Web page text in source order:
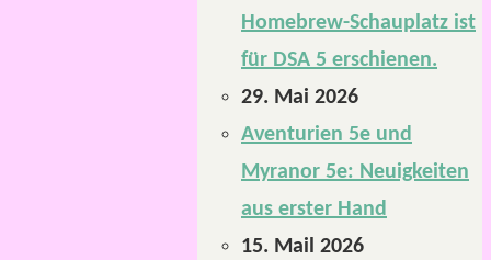
Homebrew-Schauplatz ist
für DSA 5 erschienen.
29. Mai 2026
Aventurien 5e und
Myranor 5e: Neuigkeiten
aus erster Hand
15. Mail 2026